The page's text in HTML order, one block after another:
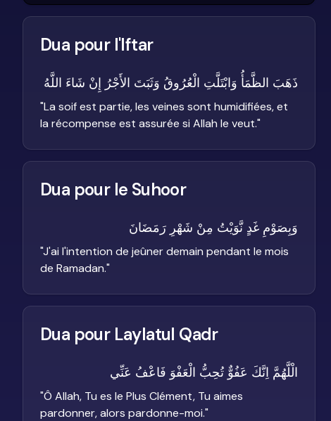
Dua pour l'Iftar
ذَهَبَ الظَّمَأُ وَابْتَلَّتِ الْعُرُوقُ وَثَبَتَ الأَجْرُ إِنْ شَاءَ اللَّهُ
"La soif est partie, les veines sont humidifiées, et
la récompense est assurée si Allah le veut."
Dua pour le Suhoor
وَبِصَوْمِ غَدٍ نَّوَيْتُ مِنْ شَهْرِ رَمَضَانَ
"J'ai l'intention de jeûner demain pendant le mois
de Ramadan."
Dua pour Laylatul Qadr
الْلَّهُمَّ اِنَّكَ عَفُوٌّ تُحِبُّ الْعَفْوَ فَاعْفُ عَنِّي
"Ô Allah, Tu es le Plus Clément, Tu aimes
pardonner, alors pardonne-moi."